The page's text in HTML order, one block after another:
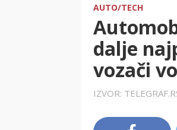
AUTO/TECH
dalje
vozači
IZVOR: